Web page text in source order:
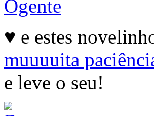
♥ e estes
muuuuita
e leve o seu!